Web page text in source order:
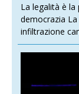
La legalità è
democrazia
infiltrazione